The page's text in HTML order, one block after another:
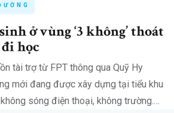
ở vùng ‘3 không’ thoát
học
tài trợ từ FPT thông qua Quỹ Hy
mới đang được xây dựng tại tiểu khu
sóng điện thoại, không trường.